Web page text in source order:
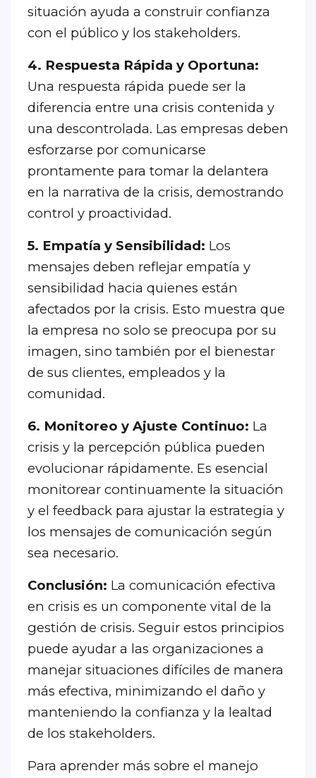
situación ayuda a construir confianza
con el público y los stakeholders.
4. Respuesta Rápida y Oportuna:
Una respuesta rápida puede ser la
diferencia entre una crisis contenida y
una descontrolada. Las empresas deben
esforzarse por comunicarse
prontamente para tomar la delantera
en la narrativa de la crisis, demostrando
control y proactividad.
5. Empatía y Sensibilidad: Los
mensajes deben reflejar empatía y
sensibilidad hacia quienes están
afectados por la crisis. Esto muestra que
la empresa no solo se preocupa por su
imagen, sino también por el bienestar
de sus clientes, empleados y la
comunidad.
6. Monitoreo y Ajuste Continuo: La
crisis y la percepción pública pueden
evolucionar rápidamente. Es esencial
monitorear continuamente la situación
y el feedback para ajustar la estrategia y
los mensajes de comunicación según
sea necesario.
Conclusión: La comunicación efectiva
en crisis es un componente vital de la
gestión de crisis. Seguir estos principios
puede ayudar a las organizaciones a
manejar situaciones difíciles de manera
más efectiva, minimizando el daño y
manteniendo la confianza y la lealtad
de los stakeholders.
Para aprender más sobre el manejo